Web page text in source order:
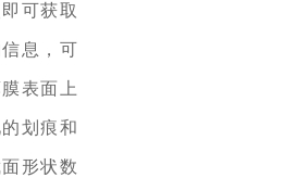
可获取
息，可
表面上
划痕和
形状数